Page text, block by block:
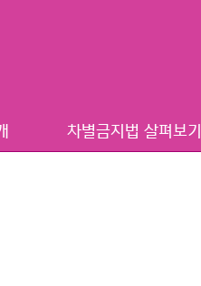
차별금지법 살펴보기